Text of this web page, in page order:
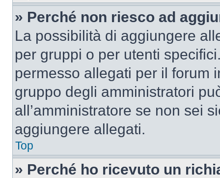
» Perché non riesco ad
La possibilità di aggiungere
per gruppi o per utenti
permesso allegati per il forum
gruppo degli amministratori
all’amministratore se non sei
aggiungere allegati.
Top
» Perché ho ricevuto un